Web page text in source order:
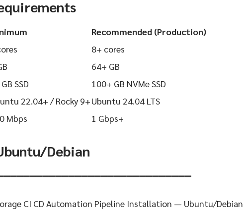
Recommended (Production)
8+ cores
64+ GB
SSD
100+ GB NVMe SSD
22.04+ / Rocky 9+Ubuntu 24.04 LTS
Mbps 1 Gbps+
Debian
CI CD Automation Pipeline Installation — Ubuntu/Debian